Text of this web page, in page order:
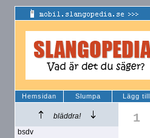
Hemsidan Slumpa Lägg till
bläddra!
bsdv
1